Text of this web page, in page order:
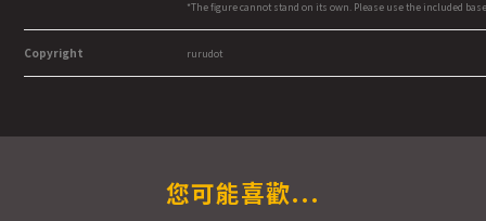
*The figure cannot stand on its own. Please use the included
Copyright rurudot
您可能喜歡...